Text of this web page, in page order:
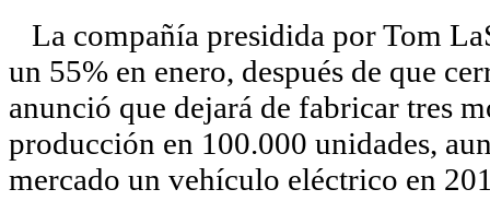
La compañía presidida por Tom
un 55% en enero, después de que
anunció que dejará de fabricar tres
producción en 100.000 unidades,
mercado un vehículo eléctrico en